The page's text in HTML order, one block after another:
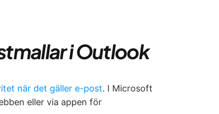
i Outlook
när det gäller e-post. I Microsoft
eller via appen för